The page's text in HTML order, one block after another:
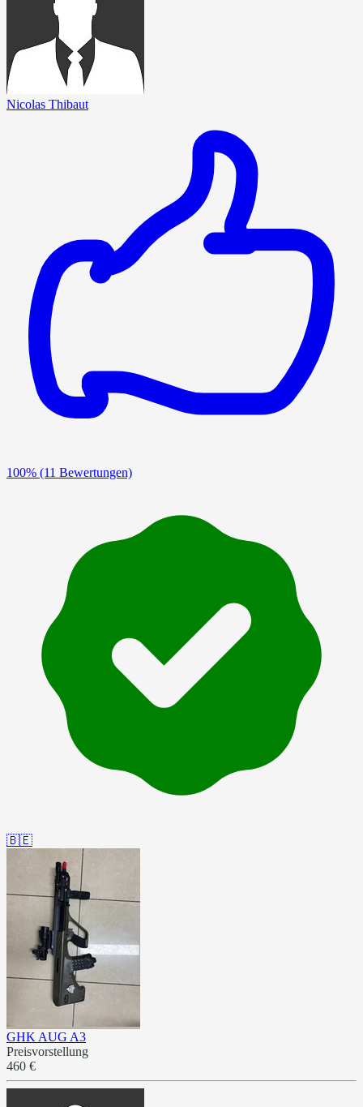
Nicolas Thibaut
100% (11 Bewertungen)
🇧🇪
GHK AUG A3
Preisvorstellung
460 €